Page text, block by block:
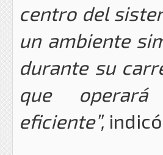
centro del
un ambiente
durante su
que
eficiente”, indicó